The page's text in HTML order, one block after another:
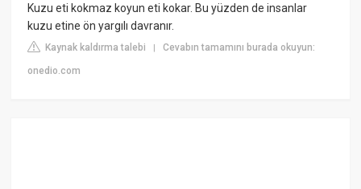
Kuzu eti kokmaz koyun eti kokar. Bu yüzden de insanlar
kuzu etine ön yargılı davranır.
Kaynak kaldırma talebi |Cevabın tamamını burada okuyun:
onedio.com